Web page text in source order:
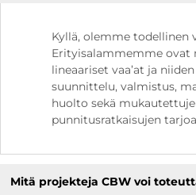
Kyllä, olemme todellinen
Erityisalammemme ovat
lineaariset vaa’at ja
suunnittelu, valmistus,
huolto sekä
punnitusratkaisujen
Mitä projekteja CBW voi